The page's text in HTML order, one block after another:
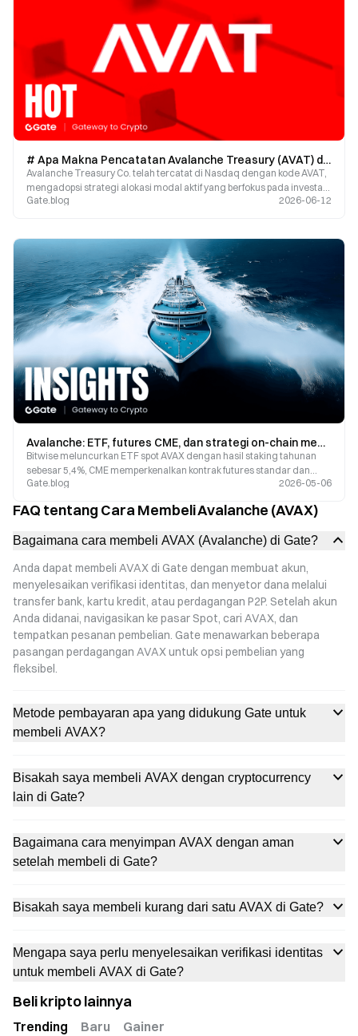
# Apa Makna Pencatatan Avalanche Treasury (AVAT) di Nasdaq bagi AVAX?
Avalanche Treasury Co. telah tercatat di Nasdaq dengan kode AVAT,
mengadopsi strategi alokasi modal aktif yang berfokus pada investasi
infrastruktur ekosistem dan proyek-proyek, bukan sekadar
Gate.blog 2026-06-12
Avalanche: ETF, futures CME, dan strategi on-chain membentuk ulang valuasi AVAX
Bitwise meluncurkan ETF spot AVAX dengan hasil staking tahunan
sebesar 5,4%, CME memperkenalkan kontrak futures standar dan
mikro, serta BlackRock menempatkan hampir $2,6 miliar dalam dana
Gate.blog 2026-05-06
FAQ tentang Cara Membeli Avalanche (AVAX)
Bagaimana cara membeli AVAX (Avalanche) di Gate?
Anda dapat membeli AVAX di Gate dengan membuat akun,
menyelesaikan verifikasi identitas, dan menyetor dana melalui
transfer bank, kartu kredit, atau perdagangan P2P. Setelah akun
Anda didanai, navigasikan ke pasar Spot, cari AVAX, dan
tempatkan pesanan pembelian. Gate menawarkan beberapa
pasangan perdagangan AVAX untuk opsi pembelian yang
fleksibel.
Metode pembayaran apa yang didukung Gate untuk
membeli AVAX?
Bisakah saya membeli AVAX dengan cryptocurrency
lain di Gate?
Bagaimana cara menyimpan AVAX dengan aman
setelah membeli di Gate?
Bisakah saya membeli kurang dari satu AVAX di Gate?
Mengapa saya perlu menyelesaikan verifikasi identitas
untuk membeli AVAX di Gate?
Beli kripto lainnya
Trending Baru Gainer